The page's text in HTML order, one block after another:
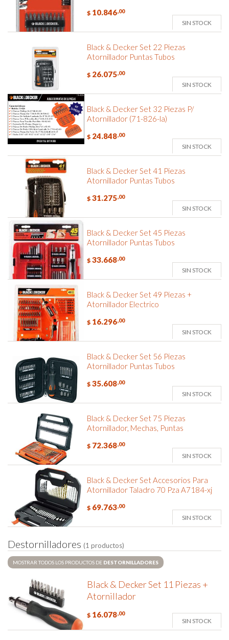
$ 10.846,00
SIN STOCK
Black & Decker Set 22 Piezas
Atornillador Puntas Tubos
$ 26.075,00
SIN STOCK
Black & Decker Set 32 Piezas P/
Atornillador (71-826-la)
$ 24.848,00
SIN STOCK
Black & Decker Set 41 Piezas
Atornillador Puntas Tubos
$ 31.275,00
SIN STOCK
Black & Decker Set 45 Piezas
Atornillador Puntas Tubos
$ 33.668,00
SIN STOCK
Black & Decker Set 49 Piezas +
Atornillador Electrico
$ 16.296,00
SIN STOCK
Black & Decker Set 56 Piezas
Atornillador Puntas Tubos
$ 35.608,00
SIN STOCK
Black & Decker Set 75 Piezas
Atornillador, Mechas, Puntas
$ 72.368,00
SIN STOCK
Black & Decker Set Accesorios Para
Atornillador Taladro 70 Pza A7184-xj
$ 69.763,00
SIN STOCK
Destornilladores (1 productos)
MOSTRAR TODOS LOS PRODUCTOS DE DESTORNILLADORES
Black & Decker Set 11 Piezas +
Atornillador
$ 16.078,00
SIN STOCK